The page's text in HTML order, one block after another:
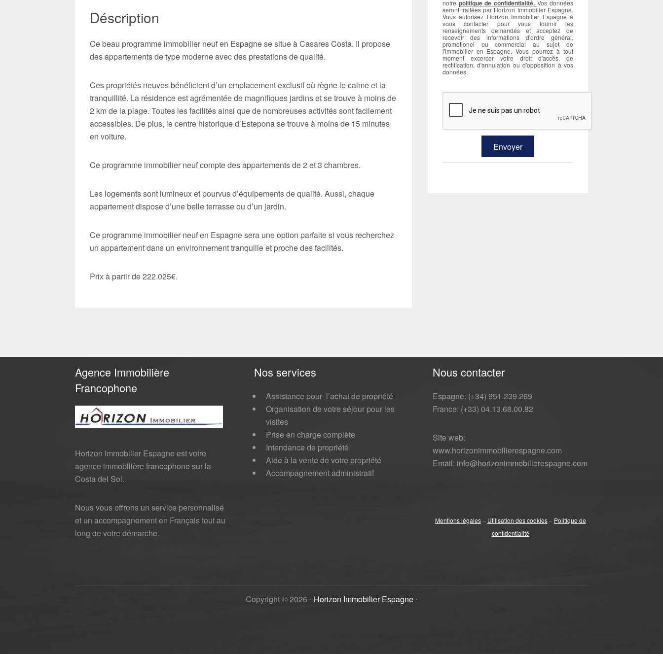
Déscription
Ce beau programme immobilier neuf en Espagne se situe à Casares Costa. Il propose
des appartements de type moderne avec des prestations de qualité.
Ces propriétés neuves bénéficient d’un emplacement exclusif où règne le calme et la
tranquillité. La résidence est agrémentée de magnifiques jardins et se trouve à moins de
2 km de la plage. Toutes les facilités ainsi que de nombreuses activités sont facilement
accessibles. De plus, le centre historique d’Estepona se trouve à moins de 15 minutes
en voiture.
Ce programme immobilier neuf compte des appartements de 2 et 3 chambres.
Les logements sont lumineux et pourvus d’équipements de qualité. Aussi, chaque
appartement dispose d’une belle terrasse ou d’un jardin.
Ce programme immobilier neuf en Espagne sera une option parfaite si vous recherchez
un appartement dans un environnement tranquille et proche des facilités.
Prix à partir de 222.025€.
notre politique de confidentialité.Vos données
seront traitées par Horizon Immobilier Espagne.
Vous autorisez Horizon Immobilier Espagne à
vous contacter pour vous fournir les
renseignements demandés et acceptez de
recevoir des informations d'ordre général,
promotionel ou commercial au sujet de
l'immobilier en Espagne. Vous pourrez à tout
moment excercer votre droit d'accès, de
rectification, d'annulation ou d'opposition à vos
données.
Agence Immobilière
Francophone
Horizon Immobilier Espagne est votre
agence immobilière francophone sur la
Costa del Sol.
Nous vous offrons un service personnalisé
et un accompagnement en Français tout au
long de votre démarche.
Nos services
Assistance pour l’achat de propriété
Organisation de votre séjour pour les
visites
Prise en charge complète
Intendance de propriété
Aide à la vente de votre propriété
Accompagnement administratif
Nous contacter
Espagne: (+34) 951.239.269
France: (+33) 04.13.68.00.82
Site web:
www.horizonimmobilierespagne.com
Email: info@horizonimmobilierespagne.com
Mentions légales– Utilisation des cookies– Politique de
confidentialité
Copyright ©2026 ⋅ Horizon Immobilier Espagne⋅